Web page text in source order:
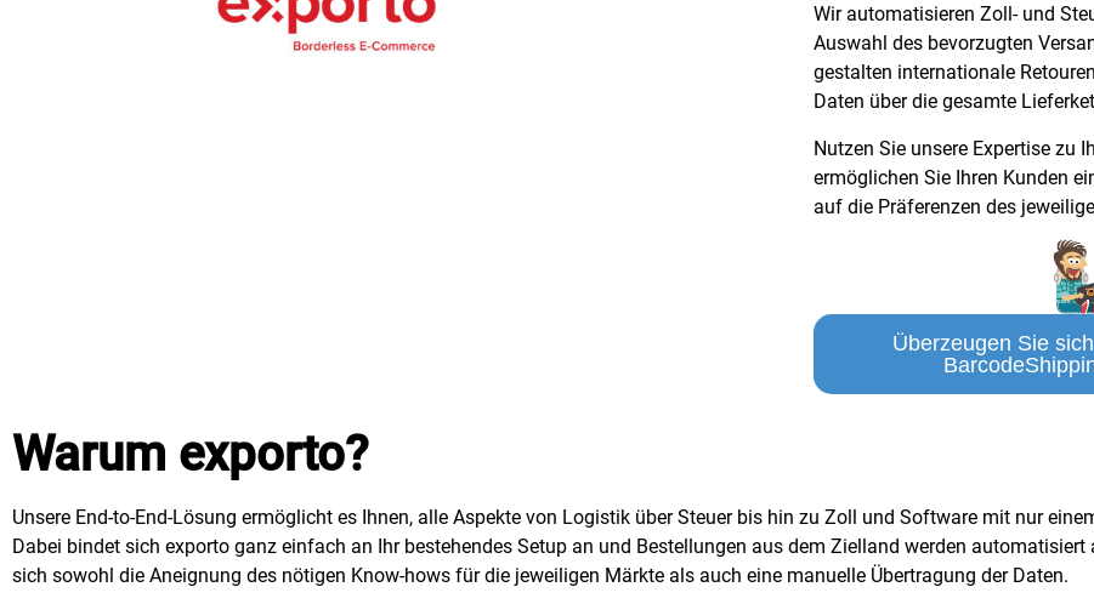
Wir automatisieren Zoll- und
Auswahl des bevorzugten
gestalten internationale
Daten über die gesamte
Nutzen Sie unsere Expertise zu
ermöglichen Sie Ihren Kunden
auf die Präferenzen des
Überzeugen Sie
Warum exporto?
Unsere End-to-End-Lösung ermöglicht es Ihnen, alle Aspekte von Logistik über Steuer bis hin zu Zoll und Software mit nur
Dabei bindet sich exporto ganz einfach an Ihr bestehendes Setup an und Bestellungen aus dem Zielland werden automatisiert
sich sowohl die Aneignung des nötigen Know-hows für die jeweiligen Märkte als auch eine manuelle Übertragung der Daten.